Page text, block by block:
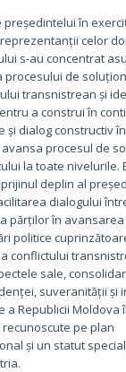
președintelui în
reprezentanții celor
s-au concentrat
procesului de
transnistrean și
a construi în
și dialog constructiv
procesul de
la toate nivelurile.
deplin al
dialogului
părților în
politice
conflictului
sale,
suveranității și
a Republicii Moldova
pe plan
și un statut